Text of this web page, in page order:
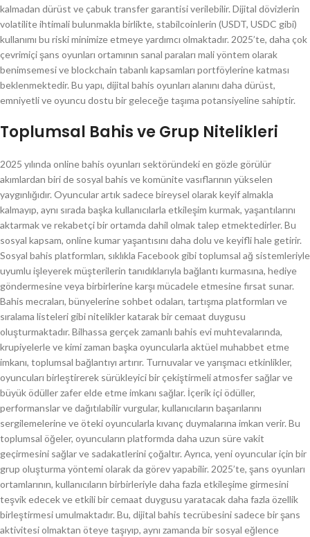
kalmadan dürüst ve çabuk transfer garantisi verilebilir. Dijital dövizlerin
volatilite ihtimali bulunmakla birlikte, stabilcoinlerin (USDT, USDC gibi)
kullanımı bu riski minimize etmeye yardımcı olmaktadır. 2025’te, daha çok
çevrimiçi şans oyunları ortamının sanal paraları mali yöntem olarak
benimsemesi ve blockchain tabanlı kapsamları portföylerine katması
beklenmektedir. Bu yapı, dijital bahis oyunları alanını daha dürüst,
emniyetli ve oyuncu dostu bir geleceğe taşıma potansiyeline sahiptir.
Toplumsal Bahis ve Grup Nitelikleri
2025 yılında online bahis oyunları sektöründeki en gözle görülür
akımlardan biri de sosyal bahis ve komünite vasıflarının yükselen
yaygınlığıdır. Oyuncular artık sadece bireysel olarak keyif almakla
kalmayıp, aynı sırada başka kullanıcılarla etkileşim kurmak, yaşantılarını
aktarmak ve rekabetçi bir ortamda dahil olmak talep etmektedirler. Bu
sosyal kapsam, online kumar yaşantısını daha dolu ve keyifli hale getirir.
Sosyal bahis platformları, sıklıkla Facebook gibi toplumsal ağ sistemleriyle
uyumlu işleyerek müşterilerin tanıdıklarıyla bağlantı kurmasına, hediye
göndermesine veya birbirlerine karşı mücadele etmesine fırsat sunar.
Bahis mecraları, bünyelerine sohbet odaları, tartışma platformları ve
sıralama listeleri gibi nitelikler katarak bir cemaat duygusu
oluşturmaktadır. Bilhassa gerçek zamanlı bahis evi muhtevalarında,
krupiyelerle ve kimi zaman başka oyuncularla aktüel muhabbet etme
imkanı, toplumsal bağlantıyı artırır. Turnuvalar ve yarışmacı etkinlikler,
oyuncuları birleştirerek sürükleyici bir çekiştirmeli atmosfer sağlar ve
büyük ödüller zafer elde etme imkanı sağlar. İçerik içi ödüller,
performanslar ve dağıtılabilir vurgular, kullanıcıların başarılarını
sergilemelerine ve öteki oyuncularla kıvanç duymalarına imkan verir. Bu
toplumsal öğeler, oyuncuların platformda daha uzun süre vakit
geçirmesini sağlar ve sadakatlerini çoğaltır. Ayrıca, yeni oyuncular için bir
grup oluşturma yöntemi olarak da görev yapabilir. 2025’te, şans oyunları
ortamlarının, kullanıcıların birbirleriyle daha fazla etkileşime girmesini
teşvik edecek ve etkili bir cemaat duygusu yaratacak daha fazla özellik
birleştirmesi umulmaktadır. Bu, dijital bahis tecrübesini sadece bir şans
aktivitesi olmaktan öteye taşıyıp, aynı zamanda bir sosyal eğlence